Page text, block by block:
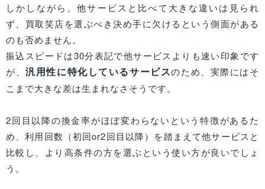
しかしながら、他サービスと比べて大きな違いは見られ
ず、買取笑店を選ぶべき決め手に欠けるという側面がある
のも否めません。
振込スピードは30分表記で他サービスよりも速い印象です
が、汎用性に特化しているサービスのため、実際にはそ
こまで大きな差は生まれなさそうです。
2回目以降の換金率がほぼ変わらないという特徴があるた
め、利用回数（初回or2回目以降）を踏まえて他サービスと
比較し、より高条件の方を選ぶという使い方が良いでしょ
う。